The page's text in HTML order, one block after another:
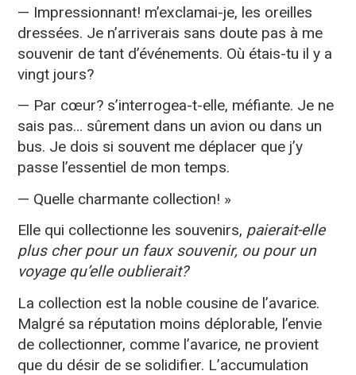
— Impressionnant! m’exclamai-je, les oreilles
dressées. Je n’arriverais sans doute pas à me
souvenir de tant d’événements. Où étais-tu il y a
vingt jours?
— Par cœur? s’interrogea-t-elle, méfiante. Je ne
sais pas… sûrement dans un avion ou dans un
bus. Je dois si souvent me déplacer que j’y
passe l’essentiel de mon temps.
— Quelle charmante collection! »
Elle qui collectionne les souvenirs, paierait-elle
plus cher pour un faux souvenir, ou pour un
voyage qu’elle oublierait?
La collection est la noble cousine de l’avarice.
Malgré sa réputation moins déplorable, l’envie
de collectionner, comme l’avarice, ne provient
que du désir de se solidifier. L’accumulation